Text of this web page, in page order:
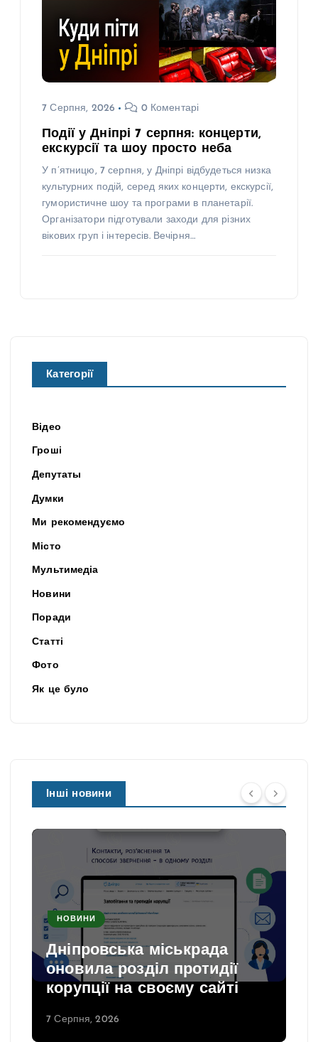
7 Серпня, 2026 0 Коментарі
Події у Дніпрі 7 серпня: концерти,
екскурсії та шоу просто неба
У п’ятницю, 7 серпня, у Дніпрі відбудеться низка
культурних подій, серед яких концерти, екскурсії,
гумористичне шоу та програми в планетарії.
Організатори підготували заходи для різних
вікових груп і інтересів. Вечірня…
Категорії
Відео
Гроші
Депутаты
Думки
Ми рекомендуємо
Місто
Мультимедіа
Новини
Поради
Статті
Фото
Як це було
Інші новини
НОВИНИ
Дніпровська міськрада
оновила розділ протидії
корупції на своєму сайті
7 Серпня, 2026